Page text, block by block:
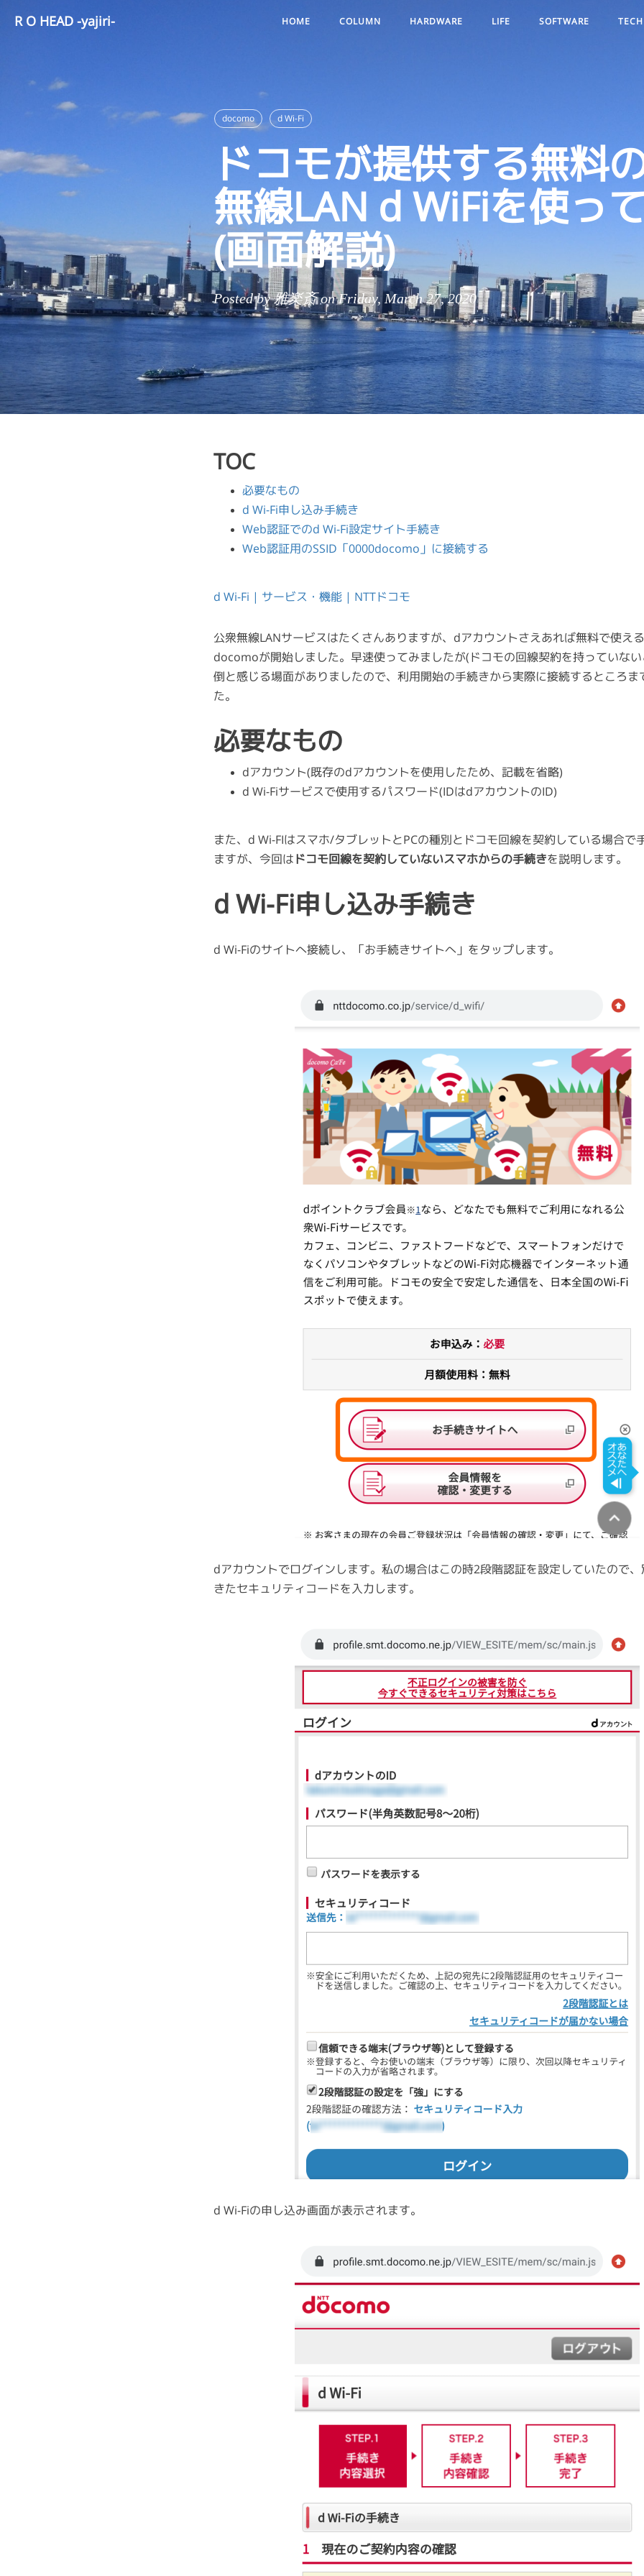
R O HEAD -yajiri- HOME COLUMN HARDWARE LIFE SOFTWARE TECH
docomo d Wi-Fi
ドコモが提供する無料
無線LAN d WiFiを使っ
(画面解説)
Posted by 雅楽斎 on Friday, March 27, 2020
TOC
必要なもの
d Wi-Fi申し込み手続き
Web認証でのd Wi-Fi設定サイト手続き
Web認証用のSSID「0000docomo」に接続する
d Wi-Fi | サービス・機能 | NTTドコモ
公衆無線LANサービスはたくさんありますが、dアカウントさえあれば無料で使え
docomoが開始しました。早速使ってみましたが(ドコモの回線契約を持っていない
倒と感じる場面がありましたので、利用開始の手続きから実際に接続するところま
た。
必要なもの
dアカウント(既存のdアカウントを使用したため、記載を省略)
d Wi-Fiサービスで使用するパスワード(IDはdアカウントのID)
また、d Wi-FIはスマホ/タブレットとPCの種別とドコモ回線を契約している場合で
ますが、今回は ドコモ回線を契約していないスマホからの手続きを説明します。
d Wi-Fi申し込み手続き
d Wi-Fiのサイトへ接続し、「お手続きサイトへ」をタップします。
dアカウントでログインします。私の場合はこの時2段階認証を設定していたので、
きたセキュリティコードを入力します。
d Wi-Fiの申し込み画面が表示されます。